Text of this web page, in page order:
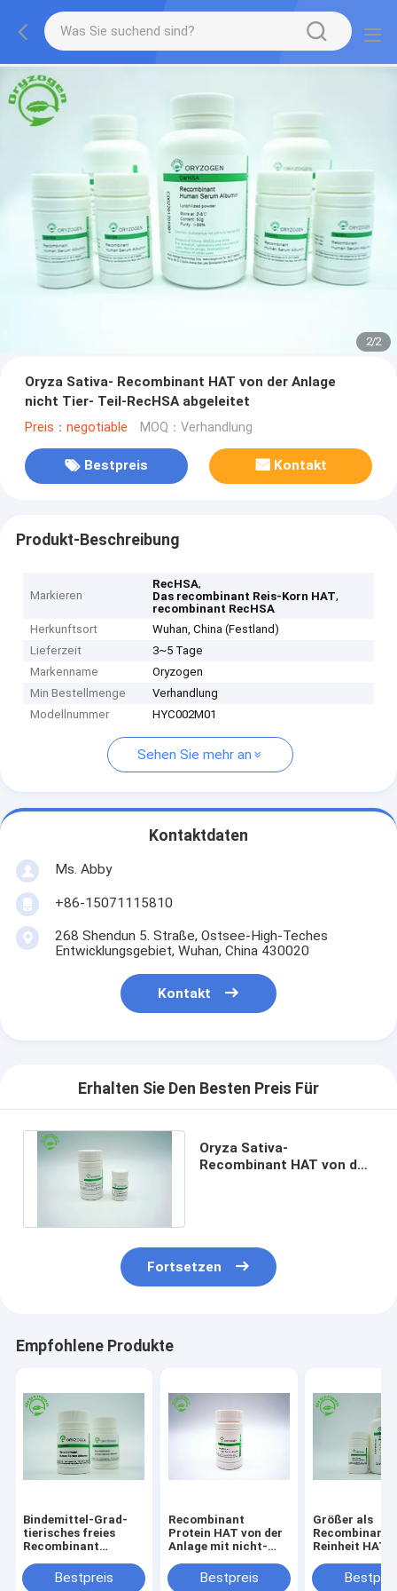
2/2
Oryza Sativa- Recombinant HAT von der Anlage
nicht Tier- Teil-RecHSA abgeleitet
Preis：negotiable MOQ：Verhandlung
Bestpreis Kontakt
Produkt-Beschreibung
Markieren
RecHSA,
Das recombinant Reis-Korn HAT,
recombinant RecHSA
Herkunftsort
Wuhan, China (Festland)
Lieferzeit
3~5 Tage
Markenname
Oryzogen
Min Bestellmenge
Verhandlung
Modellnummer
HYC002M01
Sehen Sie mehr an
Kontaktdaten
Ms. Abby
+86-15071115810
268 Shendun 5. Straße, Ostsee-High-Teches
Entwicklungsgebiet, Wuhan, China 430020
Kontakt
Erhalten Sie Den Besten Preis Für
Oryza Sativa-
Recombinant HAT von der
Fortsetzen
Empfohlene Produkte
Bindemittel-Grad-
tierisches freies
Recombinant
Serum-Albumin
rHSA für
Bestpreis
Recombinant
Protein HAT von der
Anlage mit nicht-
Endotoxin weniger
0.125EU/ug gereinigt
Bestpreis
Größer als
Recombinant
Reinheit HAT